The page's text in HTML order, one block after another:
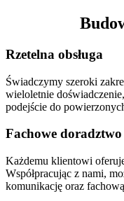
Rzetelna obsługa
Świadczymy szeroki
wieloletnie
podejście do
Fachowe doradztwo
Każdemu klientowi
Współpracując z nami,
komunikację oraz